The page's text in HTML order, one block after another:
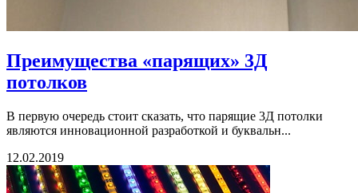
Преимущества «парящих» 3Д
потолков
В первую очередь стоит сказать, что парящие 3Д потолки
являются инновационной разработкой и буквальн...
12.02.2019